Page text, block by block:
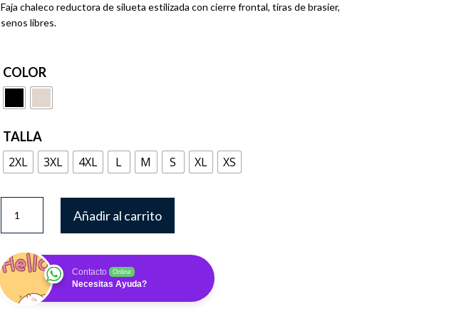
Faja chaleco reductora de silueta estilizada con cierre frontal, tiras de brasier,
senos libres.
COLOR
TALLA
2XL
3XL 4XL L M S XL XS
cantidad
Añadir al carrito
Contacto Online
Necesitas Ayuda?